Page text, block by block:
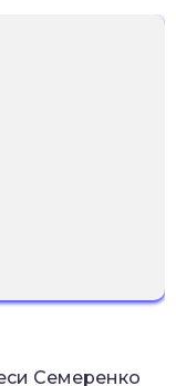
Семеренко